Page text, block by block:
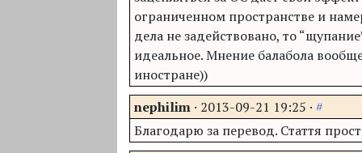
ограниченном пространстве и
дела не задействовано, то
идеальное. Мнение балабола
иностране))
nephilim · 2013-09-21 19:25 ·#
Благодарю за перевод. Стаття